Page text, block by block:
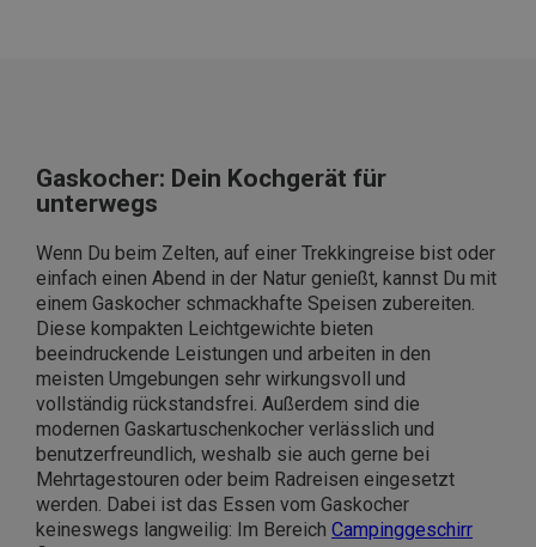
Gaskocher: Dein Kochgerät für
unterwegs
Wenn Du beim Zelten, auf einer Trekkingreise bist oder
einfach einen Abend in der Natur genießt, kannst Du mit
einem Gaskocher schmackhafte Speisen zubereiten.
Diese kompakten Leichtgewichte bieten
beeindruckende Leistungen und arbeiten in den
meisten Umgebungen sehr wirkungsvoll und
vollständig rückstandsfrei. Außerdem sind die
modernen Gaskartuschenkocher verlässlich und
benutzerfreundlich, weshalb sie auch gerne bei
Mehrtagestouren oder beim Radreisen eingesetzt
werden. Dabei ist das Essen vom Gaskocher
keineswegs langweilig: Im Bereich Campinggeschirr